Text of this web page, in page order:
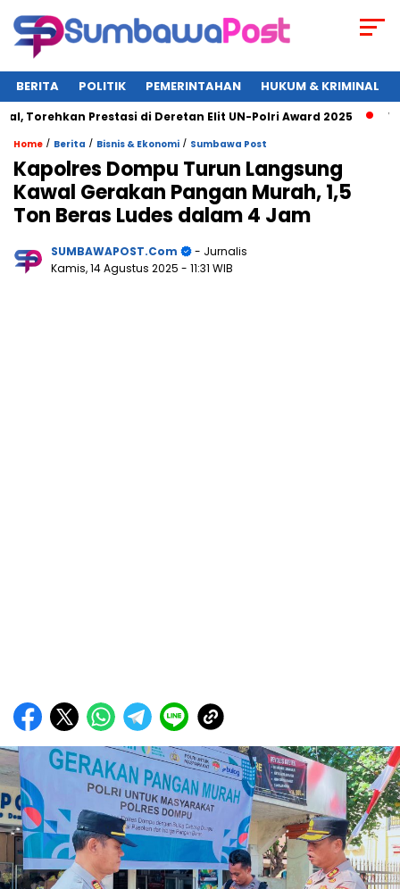
BERITA POLITIK PEMERINTAHAN HUKUM & KRIMINAL
Prestasi di Deretan Elit UN-Polri Award 2025
Home / Berita / Bisnis & Ekonomi / Sumbawa Post
Kapolres Dompu Turun Langsung
Kawal Gerakan Pangan Murah, 1,5
Ton Beras Ludes dalam 4 Jam
SUMBAWAPOST.com
- Jurnalis
Kamis, 14 Agustus 2025 - 11:31 WIB